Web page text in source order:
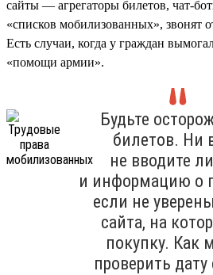
сайты — агрегаторы билетов, чат-
«списков мобилизованных», звонят
Есть случаи, когда у граждан
«помощи армии».
Будьте
билетов. Ни
не вводите
и информацию о
если не
сайта, на
покупку. Как
проверить